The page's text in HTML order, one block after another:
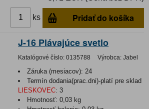
ks Pridať do košíka
J-16 Plávajúce svetlo
Katalógové číslo: 0135788 Výrobca: Jabel
Záruka (mesiacov): 24
Termín dodania(prac.dni)-platí pre sklad
LIESKOVEC: 3
Hmotnosť:0,03 kg